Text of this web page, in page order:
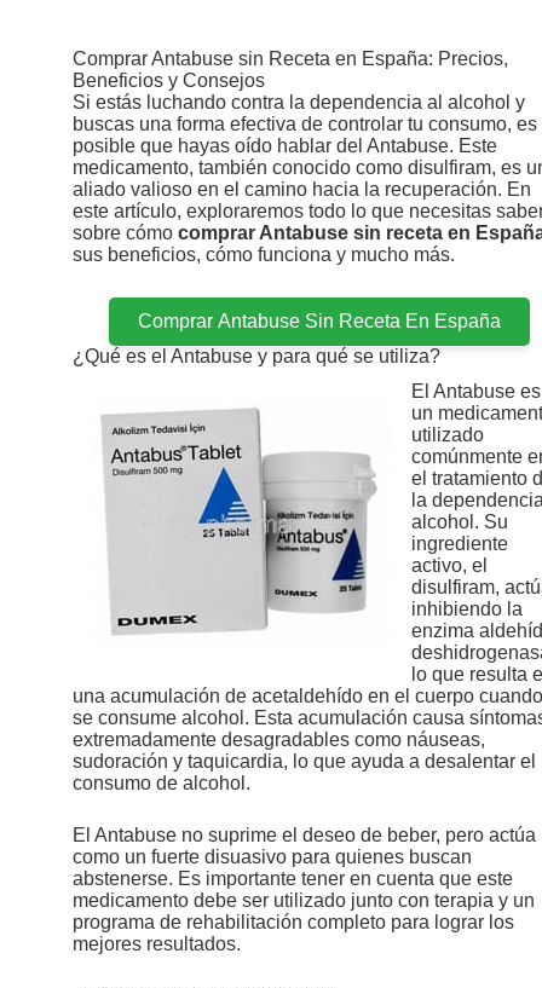
contenidoComprar Antabuse sin Receta en España: Precios,
Beneficios y Consejos
Si estás luchando contra la dependencia al alcohol y
buscas una forma efectiva de controlar tu consumo, es
posible que hayas oído hablar del Antabuse. Este
medicamento, también conocido como disulfiram, es
aliado valioso en el camino hacia la recuperación. En
este artículo, exploraremos todo lo que necesitas
sobre cómo comprar Antabuse sin receta en
sus beneficios, cómo funciona y mucho más.
Comprar Antabuse Sin Receta En España
¿Qué es el Antabuse y para qué se utiliza?
El Antabuse es
un
utilizado
comúnmente
el tratamiento
la
alcohol. Su
ingrediente
activo, el
disulfiram,
inhibiendo la
enzima
lo que resulta
una acumulación de acetaldehído en el cuerpo cuando
se consume alcohol. Esta acumulación causa
extremadamente desagradables como náuseas,
sudoración y taquicardia, lo que ayuda a desalentar el
consumo de alcohol.
El Antabuse no suprime el deseo de beber, pero actúa
como un fuerte disuasivo para quienes buscan
abstenerse. Es importante tener en cuenta que este
medicamento debe ser utilizado junto con terapia y un
programa de rehabilitación completo para lograr los
mejores resultados.